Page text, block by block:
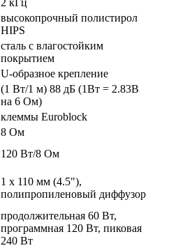
высокопрочный полистирол
HIPS
сталь с влагостойким
покрытием
U-образное крепление
(1 Вт/1 м) 88 дБ (1Вт = 2.83В
на 6 Ом)
клеммы Euroblock
8 Ом
120 Вт/8 Ом
1 х 110 мм (4.5"),
полипропиленовый диффузор
продолжительная 60 Вт,
программная 120 Вт, пиковая
240 Вт